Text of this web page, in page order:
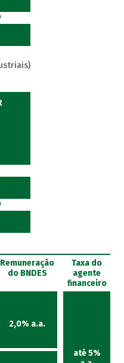
Remuneração
do BNDES
Taxa do
agente
financeiro
2,0% a.a.
até 5%